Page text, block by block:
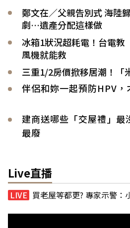
鄭文在／父親告別式 海陸
劇…遺產分配這樣做
冰箱1狀況超耗電！台電教
風機就能救
三重1/2房價掀移居潮！「
伴侶和妳一起預防HPV，
建商送哪些「交屋禮」最
最廢
Live直播
買老屋等都更? 專家示警：